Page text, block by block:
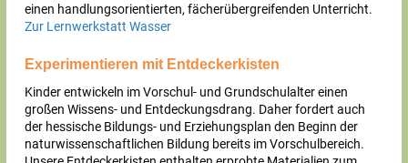
einen handlungsorientierten, fächerübergreifenden Un­ter­richt.
Zur Lernwerkstatt Wasser
Experimentieren mit Entdeckerkisten
Kinder entwickeln im Vorschul- und Grundschulalter einen
großen Wissens- und Entdeckungsdrang. Daher fordert auch
der hessische Bildungs- und Erziehungsplan den Beginn der
naturwissenschaftlichen Bildung bereits im Vorschulbereich.